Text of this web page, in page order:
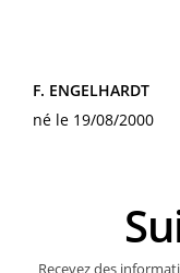
F. ENGELHARDT
né le 19/08/2000
Recevez des